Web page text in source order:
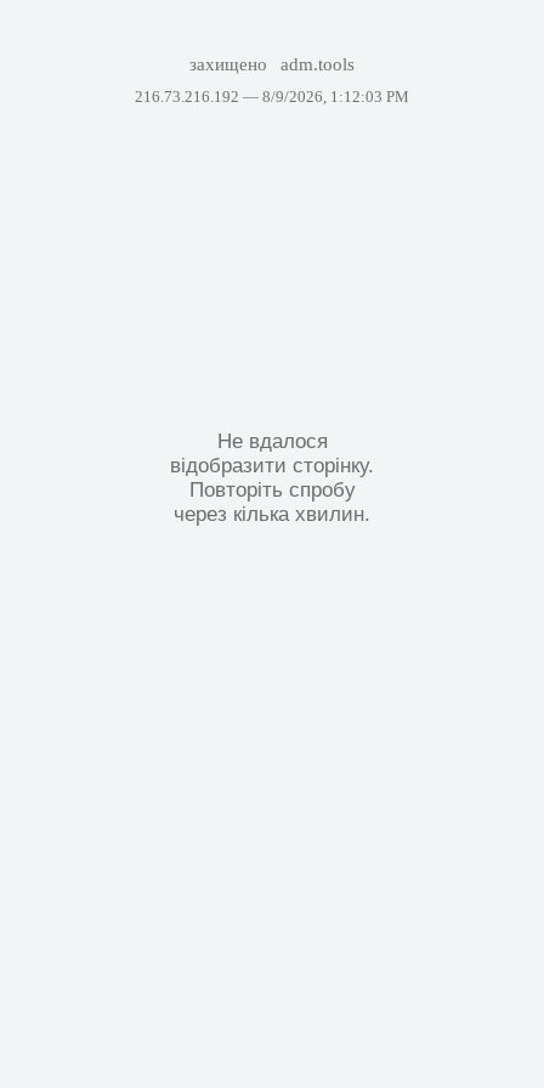
захищено adm.tools
216.73.216.192 — 8/9/2026, 1:12:03 PM
Не вдалося
відобразити сторінку.
Повторіть спробу
через кілька хвилин.